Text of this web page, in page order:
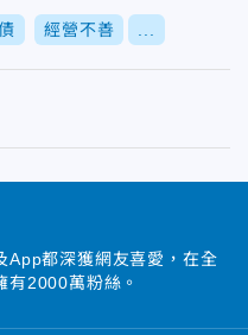
經營不善
App都深獲網友喜愛，在全
有2000萬粉絲。